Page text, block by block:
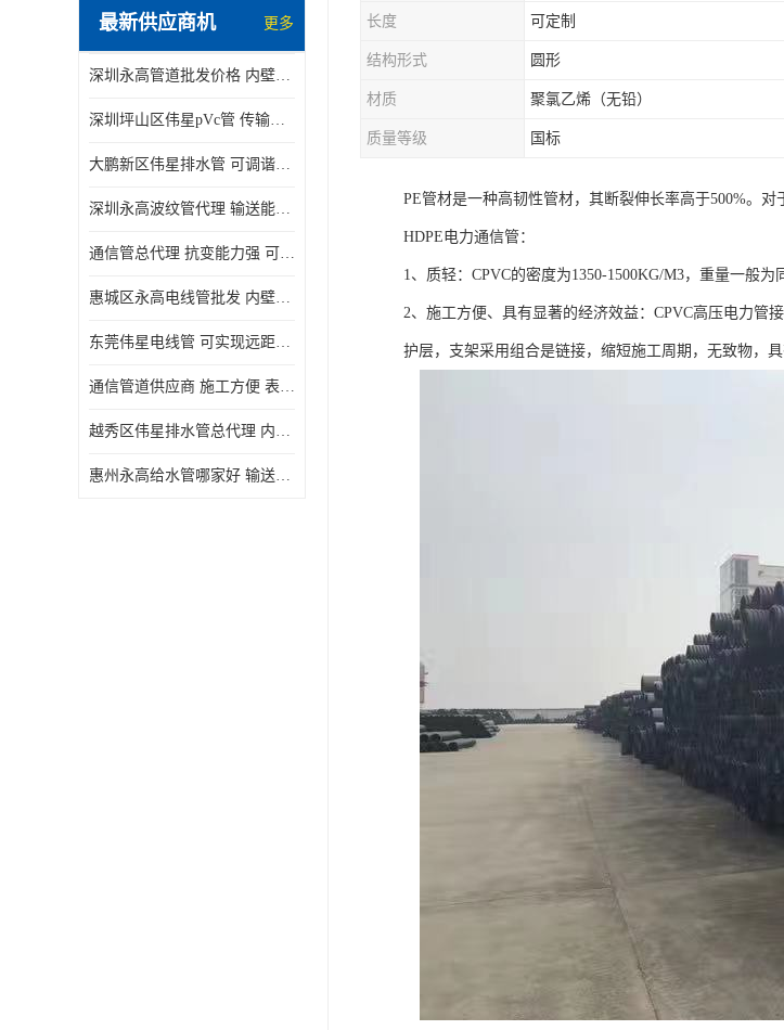
最新供应商机 更多
深圳永高管道批发价格 内壁光滑 抗震性能好
深圳坪山区伟星pVc管 传输损耗小 频率稳定性好
大鹏新区伟星排水管 可调谐性好 大功率 效率高
深圳永高波纹管代理 输送能力强 可以承受高温
通信管总代理 抗变能力强 可耐强震 扭曲
惠城区永高电线管批发 内壁光滑 抗震性能好
东莞伟星电线管 可实现远距离通信 频率稳定性好
通信管道供应商 施工方便 表面电阻系数大
越秀区伟星排水管总代理 内部表面光滑 大功率 效率高
惠州永高给水管哪家好 输送能力强 方便施工和运输
长度 可定制
结构形式 圆形
材质 聚氯乙烯（无铅）
质量等级 国标
PE管材是一种高韧性管材，其断裂伸长率高于500%。
HDPE电力通信管：
1、质轻：CPVC的密度为1350-1500KG/M3，重量一般
2、施工方便、具有显著的经济效益：CPVC高压电力管
护层，支架采用组合是链接，缩短施工周期，无致物，